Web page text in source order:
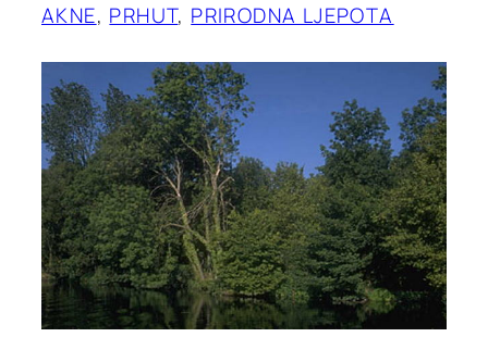
AKNE, PRHUT, PRIRODNA LJEPOTA